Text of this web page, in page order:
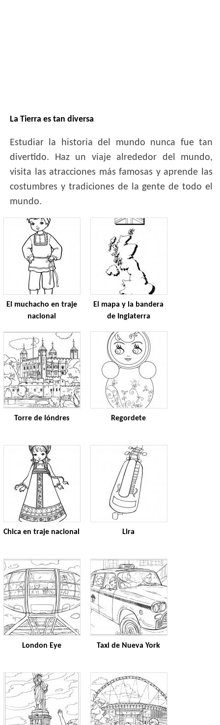
La Tierra es tan diversa
Estudiar la historia del mundo nunca fue tan
divertido. Haz un viaje alrededor del mundo,
visita las atracciones más famosas y aprende las
costumbres y tradiciones de la gente de todo el
mundo.
El muchacho en traje
nacional
El mapa y la bandera
de Inglaterra
Torre de lóndres Regordete
Chica en traje nacional Lira
London Eye Taxi de Nueva York